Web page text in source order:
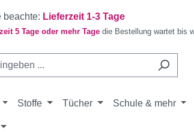
beachte: Lieferzeit 1-3 Tage
5 Tage oder mehr Tage die Bestellung wartet bis
Stoffe Tücher Schule & mehr